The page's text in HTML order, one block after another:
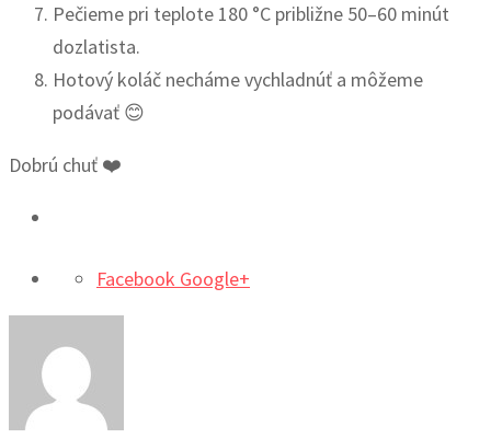
Pečieme pri teplote 180 °C približne 50–60 minút
dozlatista.
Hotový koláč necháme vychladnúť a môžeme
podávať 😊
Dobrú chuť ❤️
Facebook Google+